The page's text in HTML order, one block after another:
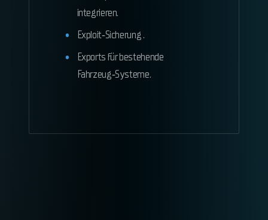
integrieren.
Exploit‑Sicherung .
Exports für bestehende
Fahrzeug‑Systeme.